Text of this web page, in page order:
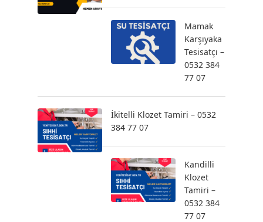
Mamak
Karşıyaka
Tesisatçı –
0532 384
77 07
İkitelli Klozet Tamiri – 0532
384 77 07
Kandilli
Klozet
Tamiri –
0532 384
77 07